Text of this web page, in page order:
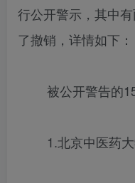
行公开警示，其中
了撤销，详情如下：
被公开警告的15
1.北京中医药